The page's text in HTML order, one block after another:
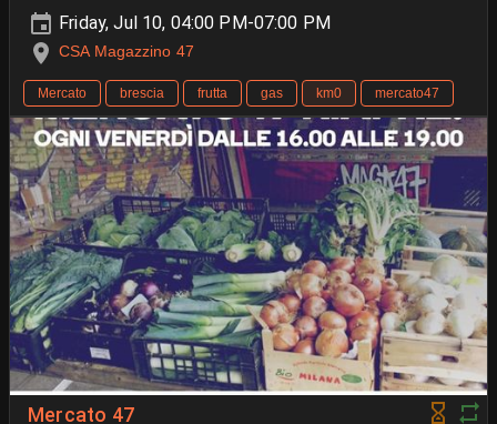
Friday, Jul 10, 04:00 PM-07:00 PM
CSA Magazzino 47
Mercato brescia frutta gas km0 mercato47
Mercato 47